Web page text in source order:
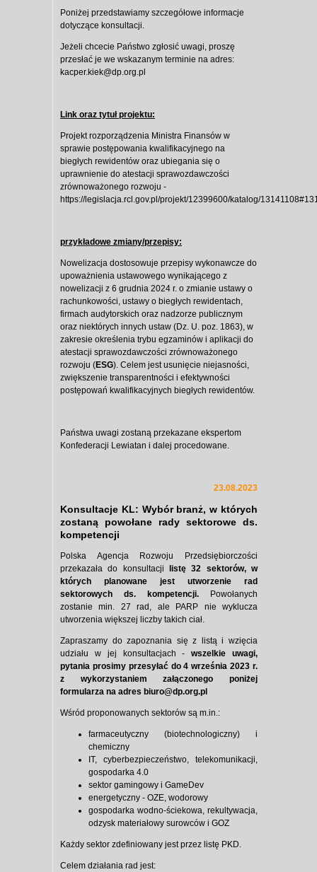
Poniżej przedstawiamy szczegółowe informacje
dotyczące konsultacji.
Jeżeli chcecie Państwo zgłosić uwagi, proszę
przesłać je we wskazanym terminie na adres:
kacper.kiek@dp.org.pl
Link oraz tytuł projektu:
Projekt rozporządzenia Ministra Finansów w
sprawie postępowania kwalifikacyjnego na
biegłych rewidentów oraz ubiegania się o
uprawnienie do atestacji sprawozdawczości
zrównoważonego rozwoju -
https://legislacja.rcl.gov.pl/projekt/12399600/katalog/
przykładowe zmiany/przepisy:
Nowelizacja dostosowuje przepisy wykonawcze do
upoważnienia ustawowego wynikającego z
nowelizacji z 6 grudnia 2024 r. o zmianie ustawy o
rachunkowości, ustawy o biegłych rewidentach,
firmach audytorskich oraz nadzorze publicznym
oraz niektórych innych ustaw (Dz. U. poz. 1863), w
zakresie określenia trybu egzaminów i aplikacji do
atestacji sprawozdawczości zrównoważonego
rozwoju (ESG). Celem jest usunięcie niejasności,
zwiększenie transparentności i efektywności
postępowań kwalifikacyjnych biegłych rewidentów.
Państwa uwagi zostaną przekazane ekspertom
Konfederacji Lewiatan i dalej procedowane.
23.08.2023
Konsultacje KL: Wybór branż, w których
zostaną powołane rady sektorowe ds.
kompetencji
Polska Agencja Rozwoju Przedsiębiorczości
przekazała do konsultacji
listę 32 sektorów, w
których planowane jest utworzenie rad
sektorowych ds. kompetencji. Powołanych
zostanie min. 27 rad, ale PARP nie wyklucza
utworzenia większej liczby takich ciał.
Zapraszamy do zapoznania się z listą i wzięcia
udziału w jej konsultacjach -wszelkie uwagi,
pytania prosimy przesyłać do 4 września 2023 r.
z wykorzystaniem załączonego poniżej
formularza na adres biuro@dp.org.pl
Wśród proponowanych sektorów są m.in.:
farmaceutyczny (biotechnologiczny) i
chemiczny
IT, cyberbezpieczeństwo, telekomunikacji,
gospodarka 4.0
sektor gamingowy i GameDev
energetyczny - OZE, wodorowy
gospodarka wodno-ściekowa, rekultywacja,
odzysk materiałowy surowców i GOZ
Każdy sektor zdefiniowany jest przez listę PKD.
Celem działania rad jest: